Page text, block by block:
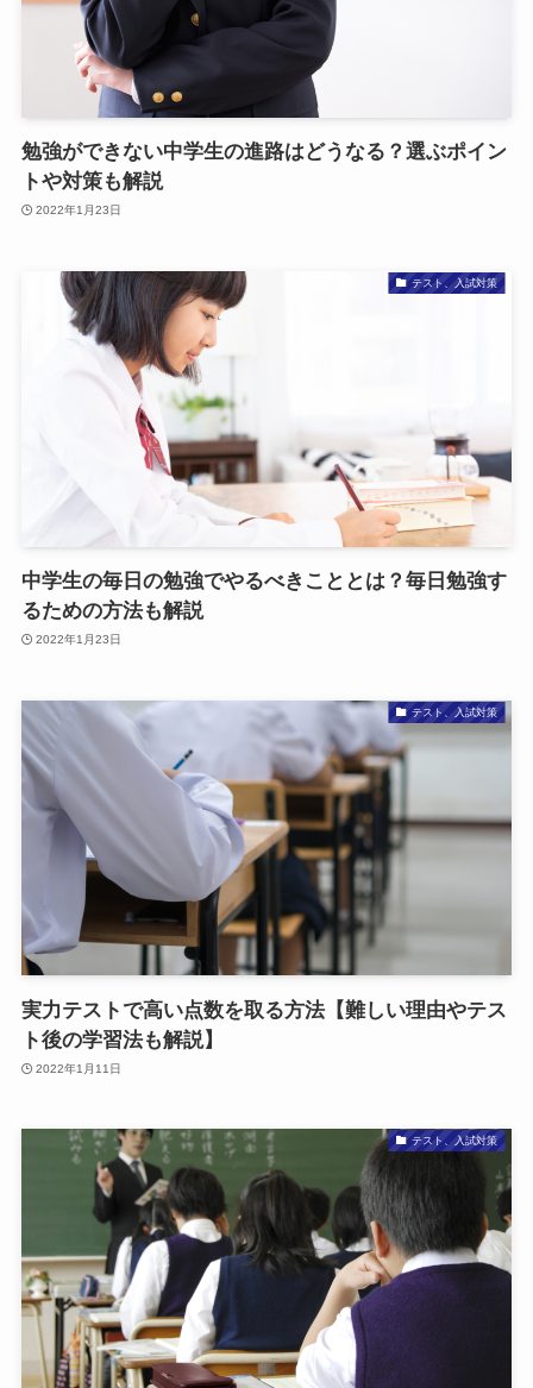
勉強ができない中学生の進路はどうなる？選ぶポイン
トや対策も解説
2022年1月23日
テスト、入試対策
中学生の毎日の勉強でやるべきこととは？毎日勉強す
るための方法も解説
2022年1月23日
テスト、入試対策
実力テストで高い点数を取る方法【難しい理由やテス
ト後の学習法も解説】
2022年1月11日
テスト、入試対策